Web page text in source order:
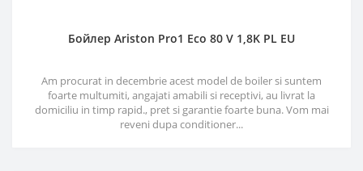
Бойлер Ariston Pro1 Eco 80 V 1,8K PL EU
Am procurat in decembrie acest model de boiler si suntem
foarte multumiti, angajati amabili si receptivi, au livrat la
domiciliu in timp rapid., pret si garantie foarte buna. Vom mai
reveni dupa conditioner...